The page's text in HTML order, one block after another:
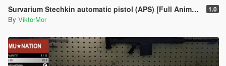
Survarium Stechkin automatic pistol (APS) [Full Animated] 1.0
By ViktorMor